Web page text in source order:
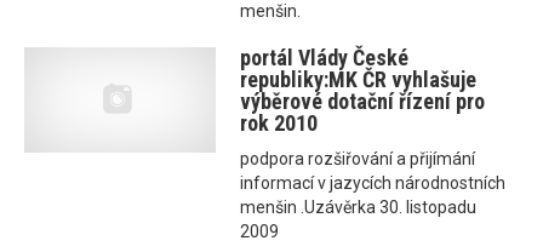
menšin.
portál Vlády České
republiky:MK ČR vyhlašuje
výběrové dotační řízení pro
rok 2010
podpora rozšiřování a přijímání
informací v jazycích národnostních
menšin .Uzávěrka 30. listopadu
2009